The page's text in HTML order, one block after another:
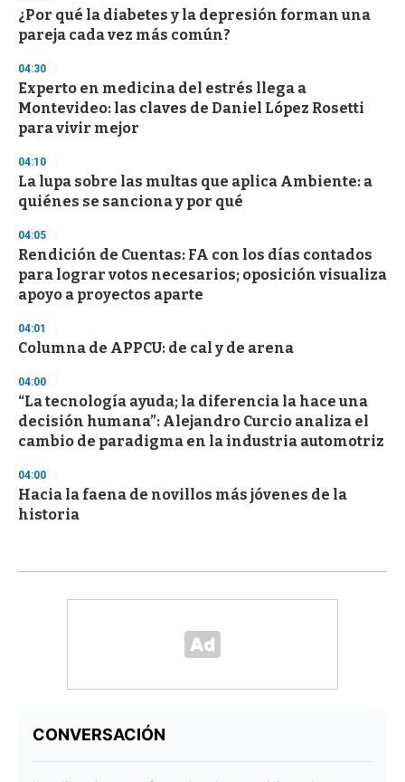
s
e
c
n
d
s
¿Por qué la diabetes y la depresión forman una
pareja cada vez más común?
04:30
Experto en medicina del estrés llega a
Montevideo: las claves de Daniel López Rosetti
para vivir mejor
04:10
La lupa sobre las multas que aplica Ambiente: a
quiénes se sanciona y por qué
04:05
Rendición de Cuentas: FA con los días contados
para lograr votos necesarios; oposición visualiza
apoyo a proyectos aparte
04:01
Columna de APPCU: de cal y de arena
04:00
“La tecnología ayuda; la diferencia la hace una
decisión humana”: Alejandro Curcio analiza el
cambio de paradigma en la industria automotriz
04:00
Hacia la faena de novillos más jóvenes de la
historia